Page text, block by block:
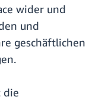
wider und
und
geschäftlichen
die